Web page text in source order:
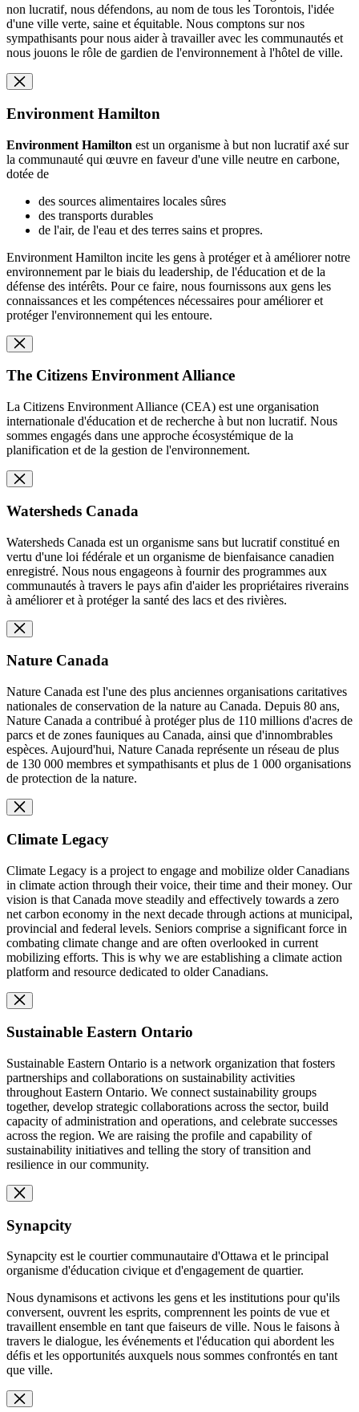
non lucratif, nous défendons, au nom de tous les Torontois, l'idée
d'une ville verte, saine et équitable. Nous comptons sur nos
sympathisants pour nous aider à travailler avec les communautés et
nous jouons le rôle de gardien de l'environnement à l'hôtel de ville.
Environment Hamilton
Environment Hamilton est un organisme à but non lucratif axé sur
la communauté qui œuvre en faveur d'une ville neutre en carbone,
dotée de
des sources alimentaires locales sûres
des transports durables
de l'air, de l'eau et des terres sains et propres.
Environment Hamilton incite les gens à protéger et à améliorer notre
environnement par le biais du leadership, de l'éducation et de la
défense des intérêts. Pour ce faire, nous fournissons aux gens les
connaissances et les compétences nécessaires pour améliorer et
protéger l'environnement qui les entoure.
The Citizens Environment Alliance
La Citizens Environment Alliance (CEA) est une organisation
internationale d'éducation et de recherche à but non lucratif. Nous
sommes engagés dans une approche écosystémique de la
planification et de la gestion de l'environnement.
Watersheds Canada
Watersheds Canada est un organisme sans but lucratif constitué en
vertu d'une loi fédérale et un organisme de bienfaisance canadien
enregistré. Nous nous engageons à fournir des programmes aux
communautés à travers le pays afin d'aider les propriétaires riverains
à améliorer et à protéger la santé des lacs et des rivières.
Nature Canada
Nature Canada est l'une des plus anciennes organisations caritatives
nationales de conservation de la nature au Canada. Depuis 80 ans,
Nature Canada a contribué à protéger plus de 110 millions d'acres de
parcs et de zones fauniques au Canada, ainsi que d'innombrables
espèces. Aujourd'hui, Nature Canada représente un réseau de plus
de 130 000 membres et sympathisants et plus de 1 000 organisations
de protection de la nature.
Climate Legacy
Climate Legacy is a project to engage and mobilize older Canadians
in climate action through their voice, their time and their money. Our
vision is that Canada move steadily and effectively towards a zero
net carbon economy in the next decade through actions at municipal,
provincial and federal levels. Seniors comprise a significant force in
combating climate change and are often overlooked in current
mobilizing efforts. This is why we are establishing a climate action
platform and resource dedicated to older Canadians.
Sustainable Eastern Ontario
Sustainable Eastern Ontario is a network organization that fosters
partnerships and collaborations on sustainability activities
throughout Eastern Ontario. We connect sustainability groups
together, develop strategic collaborations across the sector, build
capacity of administration and operations, and celebrate successes
across the region. We are raising the profile and capability of
sustainability initiatives and telling the story of transition and
resilience in our community.
Synapcity
Synapcity est le courtier communautaire d'Ottawa et le principal
organisme d'éducation civique et d'engagement de quartier.
Nous dynamisons et activons les gens et les institutions pour qu'ils
conversent, ouvrent les esprits, comprennent les points de vue et
travaillent ensemble en tant que faiseurs de ville. Nous le faisons à
travers le dialogue, les événements et l'éducation qui abordent les
défis et les opportunités auxquels nous sommes confrontés en tant
que ville.